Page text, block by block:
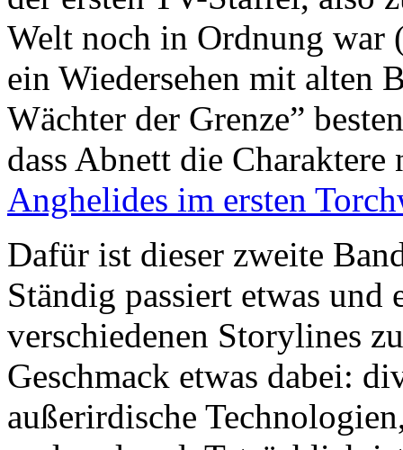
Welt noch in Ordnung war
ein Wiedersehen mit alten
Wächter der Grenze”
dass Abnett die
Anghelides im ersten
Dafür ist dieser zweite
Ständig passiert etwas und
verschiedenen Storylines
Geschmack etwas dabei:
außerirdische